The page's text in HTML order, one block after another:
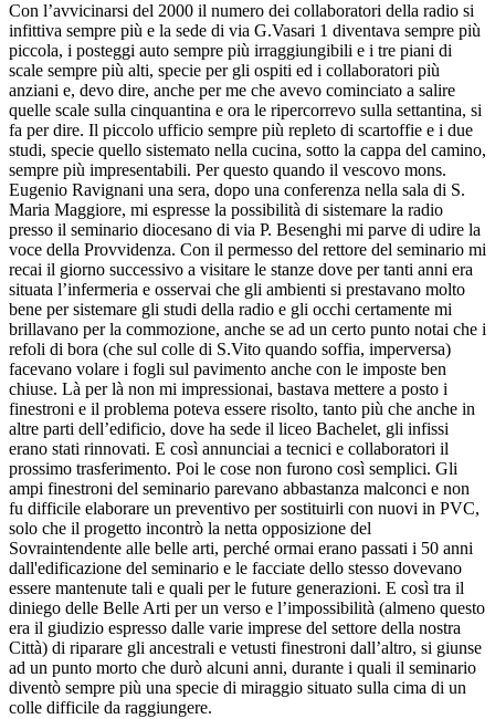
Con l’avvicinarsi del 2000 il numero dei collaboratori della radio si
infittiva sempre più e la sede di via G.Vasari 1 diventava sempre più
piccola, i posteggi auto sempre più irraggiungibili e i tre piani di
scale sempre più alti, specie per gli ospiti ed i collaboratori più
anziani e, devo dire, anche per me che avevo cominciato a salire
quelle scale sulla cinquantina e ora le ripercorrevo sulla settantina, si
fa per dire. Il piccolo ufficio sempre più repleto di scartoffie e i due
studi, specie quello sistemato nella cucina, sotto la cappa del camino,
sempre più impresentabili. Per questo quando il vescovo mons.
Eugenio Ravignani una sera, dopo una conferenza nella sala di S.
Maria Maggiore, mi espresse la possibilità di sistemare la radio
presso il seminario diocesano di via P. Besenghi mi parve di udire la
voce della Provvidenza. Con il permesso del rettore del seminario mi
recai il giorno successivo a visitare le stanze dove per tanti anni era
situata l’infermeria e osservai che gli ambienti si prestavano molto
bene per sistemare gli studi della radio e gli occhi certamente mi
brillavano per la commozione, anche se ad un certo punto notai che i
refoli di bora (che sul colle di S.Vito quando soffia, imperversa)
facevano volare i fogli sul pavimento anche con le imposte ben
chiuse. Là per là non mi impressionai, bastava mettere a posto i
finestroni e il problema poteva essere risolto, tanto più che anche in
altre parti dell’edificio, dove ha sede il liceo Bachelet, gli infissi
erano stati rinnovati. E così annunciai a tecnici e collaboratori il
prossimo trasferimento. Poi le cose non furono così semplici. Gli
ampi finestroni del seminario parevano abbastanza malconci e non
fu difficile elaborare un preventivo per sostituirli con nuovi in PVC,
solo che il progetto incontrò la netta opposizione del
Sovraintendente alle belle arti, perché ormai erano passati i 50 anni
dall'edificazione del seminario e le facciate dello stesso dovevano
essere mantenute tali e quali per le future generazioni. E così tra il
diniego delle Belle Arti per un verso e l’impossibilità (almeno questo
era il giudizio espresso dalle varie imprese del settore della nostra
Città) di riparare gli ancestrali e vetusti finestroni dall’altro, si giunse
ad un punto morto che durò alcuni anni, durante i quali il seminario
diventò sempre più una specie di miraggio situato sulla cima di un
colle difficile da raggiungere.